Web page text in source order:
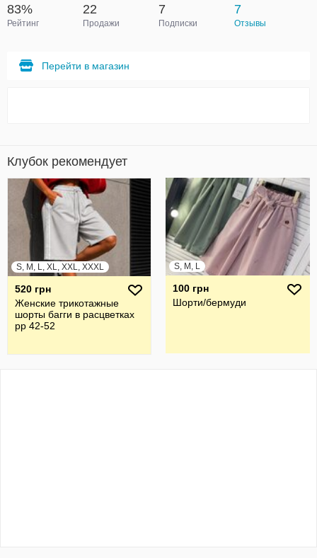
83%
Рейтинг
22
Продажи
7
Подписки
7
Отзывы
Перейти в магазин
Клубок рекомендует
S, M, L, XL, XXL, XXXL
520 грн
Женские трикотажные
шорты багги в расцветках
рр 42-52
S, M, L
100 грн
Шорти/бермуди